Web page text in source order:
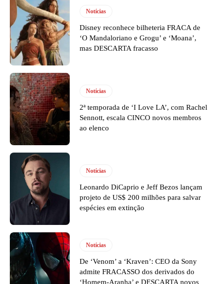
Notícias
Disney reconhece bilheteria FRACA de
‘O Mandaloriano e Grogu’ e ‘Moana’,
mas DESCARTA fracasso
Notícias
2ª temporada de ‘I Love LA’, com Rachel
Sennott, escala CINCO novos membros
ao elenco
Notícias
Leonardo DiCaprio e Jeff Bezos lançam
projeto de US$ 200 milhões para salvar
espécies em extinção
Notícias
De ‘Venom’ a ‘Kraven’: CEO da Sony
admite FRACASSO dos derivados do
‘Homem-Aranha’ e DESCARTA novos